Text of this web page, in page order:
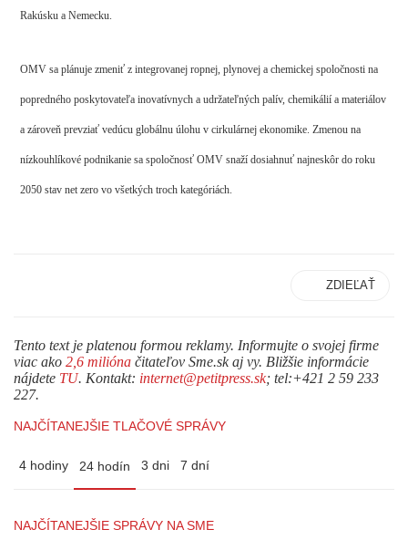
Rakúsku a Nemecku.
OMV sa plánuje zmeniť z integrovanej ropnej, plynovej a chemickej spoločnosti na
popredného poskytovateľa inovatívnych a udržateľných palív, chemikálií a materiálov
a zároveň prevziať vedúcu globálnu úlohu v cirkulárnej ekonomike. Zmenou na
nízkouhlíkové podnikanie sa spoločnosť OMV snaží dosiahnuť najneskôr do roku
2050 stav net zero vo všetkých troch kategóriách.
ZDIEĽAŤ
Tento text je platenou formou reklamy. Informujte o svojej firme
viac ako 2,6 milióna čitateľov Sme.sk aj vy. Bližšie informácie
nájdete TU. Kontakt: internet@petitpress.sk; tel:+421 2 59 233
227.
NAJČÍTANEJŠIE TLAČOVÉ SPRÁVY
4 hodiny 24 hodín 3 dni 7 dní
NAJČÍTANEJŠIE SPRÁVY NA SME